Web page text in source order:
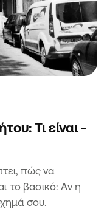
Τι είναι -
πώς να
το βασικό: Αν η
σου.